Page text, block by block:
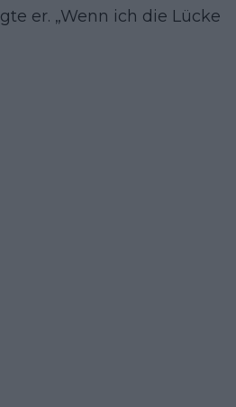
er. „Wenn ich die Lücke